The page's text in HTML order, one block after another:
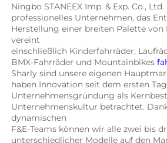
Ningbo STANEEX Imp. & Exp. Co.,
professionelles Unternehmen, das
Herstellung einer breiten Palette von
vereint
einschließlich Kinderfahrräder,
BMX-Fahrräder und Mountainbikes
Sharly sind unsere eigenen
haben Innovation seit dem ersten
Unternehmensgründung als
Unternehmenskultur betrachtet.
dynamischen
F&E-Teams können wir alle zwei bis
unterschiedlicher Modelle auf den